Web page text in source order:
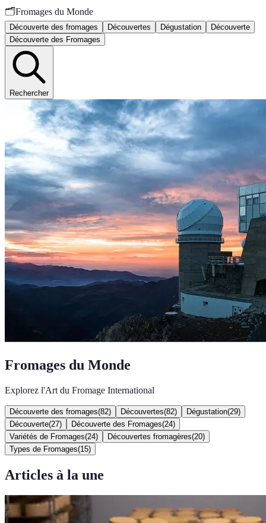
🗂️Fromages du Monde
Découverte des fromages Découvertes Dégustation
Découverte
Découverte des Fromages
Rechercher
Fromages du Monde
Explorez l'Art du Fromage International
Découverte des fromages(82) Découvertes(82) Dégustation(29)
Découverte(27) Découverte des Fromages(24)
Variétés de Fromages(24) Découvertes fromagères(20)
Types de Fromages(15)
Articles à la une